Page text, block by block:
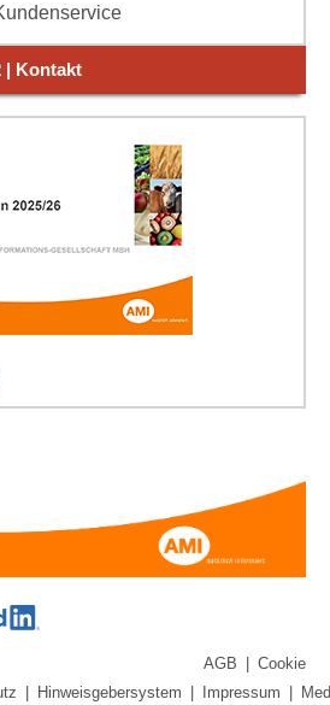
| Kontakt
AGB
Cookie
Hinweisgebersystem Impressum